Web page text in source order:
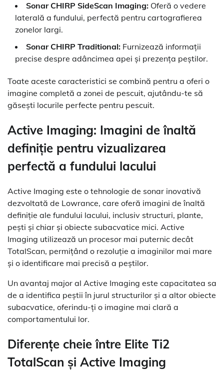
Sonar CHIRP SideScan Imaging: Oferă o vedere
laterală a fundului, perfectă pentru cartografierea
zonelor largi.
Sonar CHIRP Traditional: Furnizează informații
precise despre adâncimea apei și prezența peștilor.
Toate aceste caracteristici se combină pentru a oferi o
imagine completă a zonei de pescuit, ajutându-te să
găsești locurile perfecte pentru pescuit.
Active Imaging: Imagini de înaltă
definiție pentru vizualizarea
perfectă a fundului lacului
Active Imaging este o tehnologie de sonar inovativă
dezvoltată de Lowrance, care oferă imagini de înaltă
definiție ale fundului lacului, inclusiv structuri, plante,
pești și chiar și obiecte subacvatice mici. Active
Imaging utilizează un procesor mai puternic decât
TotalScan, permițând o rezoluție a imaginilor mai mare
și o identificare mai precisă a peștilor.
Un avantaj major al Active Imaging este capacitatea sa
de a identifica peștii în jurul structurilor și a altor obiecte
subacvatice, oferindu-ți o imagine mai clară a
comportamentului lor.
Diferențe cheie între Elite Ti2
TotalScan și Active Imaging